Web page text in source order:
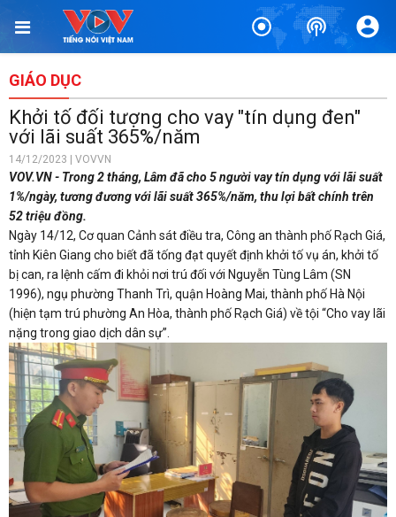
GIÁO DỤC
Khởi tố đối tượng cho vay "tín dụng đen"
với lãi suất 365%/năm
14/12/2023 | VOVVN
VOV.VN - Trong 2 tháng, Lâm đã cho 5 người vay tín dụng với lãi suất
1%/ngày, tương đương với lãi suất 365%/năm, thu lợi bất chính trên
52 triệu đồng.
Ngày 14/12, Cơ quan Cảnh sát điều tra, Công an thành phố Rạch Giá,
tỉnh Kiên Giang cho biết đã tống đạt quyết định khởi tố vụ án, khởi tố
bị can, ra lệnh cấm đi khỏi nơi trú đối với Nguyễn Tùng Lâm (SN
1996), ngụ phường Thanh Trì, quận Hoàng Mai, thành phố Hà Nội
(hiện tạm trú phường An Hòa, thành phố Rạch Giá) về tội “Cho vay lãi
nặng trong giao dịch dân sự”.